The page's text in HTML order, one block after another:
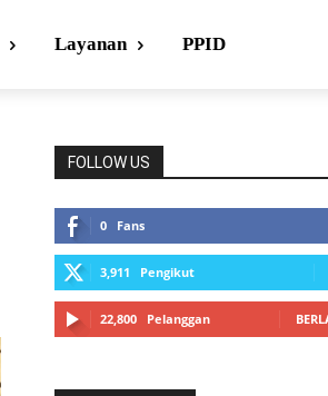
Layanan PPID
FOLLOW US
0 Fans
3,911 Pengikut
22,800 Pelanggan